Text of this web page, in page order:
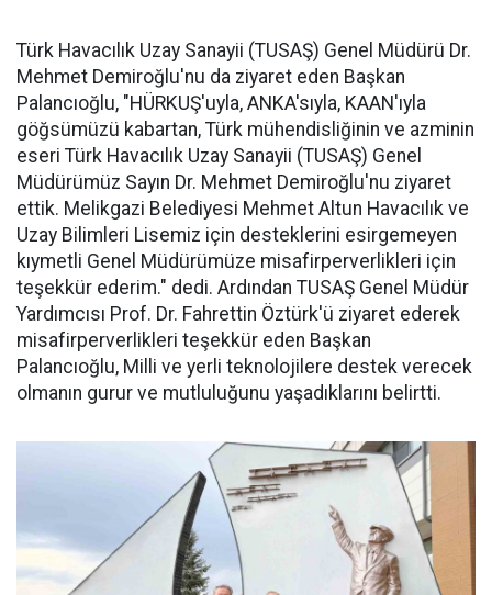
Türk Havacılık Uzay Sanayii (TUSAŞ) Genel Müdürü Dr.
Mehmet Demiroğlu'nu da ziyaret eden Başkan
Palancıoğlu, "HÜRKUŞ'uyla, ANKA'sıyla, KAAN'ıyla
göğsümüzü kabartan, Türk mühendisliğinin ve azminin
eseri Türk Havacılık Uzay Sanayii (TUSAŞ) Genel
Müdürümüz Sayın Dr. Mehmet Demiroğlu'nu ziyaret
ettik. Melikgazi Belediyesi Mehmet Altun Havacılık ve
Uzay Bilimleri Lisemiz için desteklerini esirgemeyen
kıymetli Genel Müdürümüze misafirperverlikleri için
teşekkür ederim." dedi. Ardından TUSAŞ Genel Müdür
Yardımcısı Prof. Dr. Fahrettin Öztürk'ü ziyaret ederek
misafirperverlikleri teşekkür eden Başkan
Palancıoğlu, Milli ve yerli teknolojilere destek verecek
olmanın gurur ve mutluluğunu yaşadıklarını belirtti.